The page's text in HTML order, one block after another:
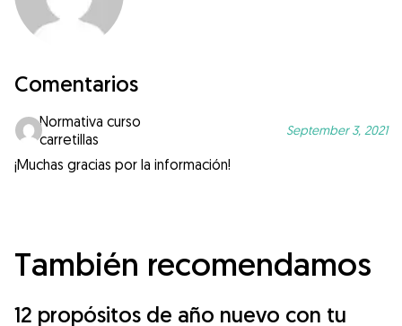
Comentarios
Normativa curso
carretillas
September 3, 2021
¡Muchas gracias por la información!
También recomendamos
12 propósitos de año nuevo con tu